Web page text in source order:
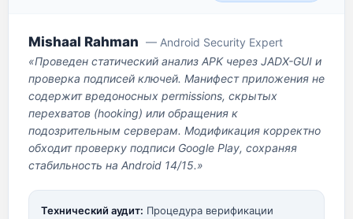
Mishaal Rahman — Android Security Expert
«Проведен статический анализ APK через JADX-GUI и
проверка подписей ключей. Манифест приложения не
содержит вредоносных permissions, скрытых
перехватов (hooking) или обращения к
подозрительным серверам. Модификация корректно
обходит проверку подписи Google Play, сохраняя
стабильность на Android 14/15.»
Технический аудит: Процедура верификации